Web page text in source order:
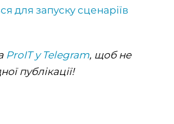
для запуску сценаріїв
ProIT у Telegram, щоб не
публікації!